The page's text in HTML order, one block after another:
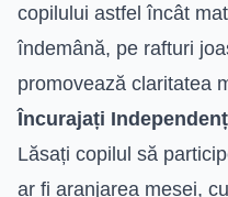
copilului astfel încât
îndemână, pe rafturi
promovează claritatea
Încurajați
Lăsați copilul să
ar fi aranjarea mesei,